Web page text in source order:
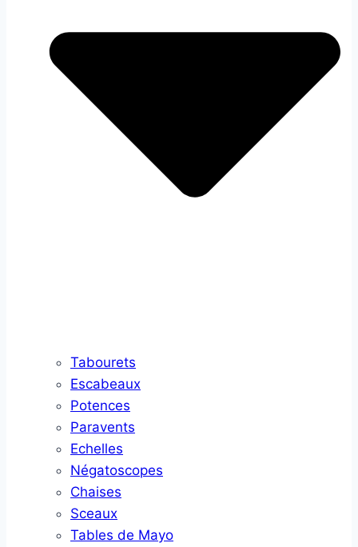
Tabourets
Escabeaux
Potences
Paravents
Echelles
Négatoscopes
Chaises
Sceaux
Tables de Mayo